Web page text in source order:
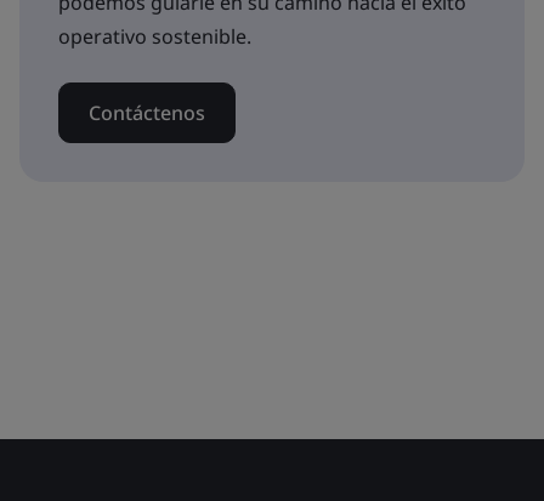
operativo sostenible.
Contáctenos